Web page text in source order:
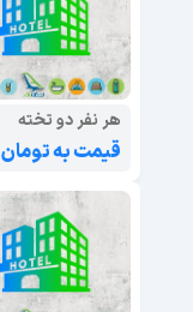
هر نفر دو تخته
قیمت به تومان